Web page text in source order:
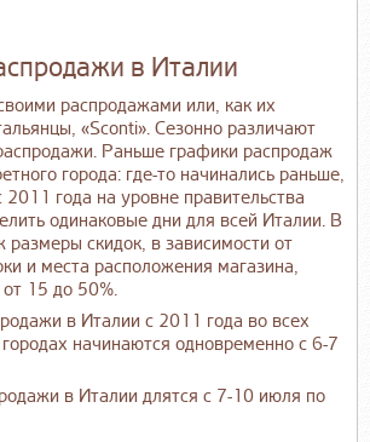
в Италии
распродажами или, как их
«Sconti». Сезонно различают
Раньше графики распродаж
города: где-то начинались раньше,
2011 года на уровне правительства
одинаковые дни для всей Италии. В
размеры скидок, в зависимости от
и места расположения магазина,
от 15 до 50%.
в Италии c 2011 года во всех
городах начинаются одновременно c 6-7
в Италии длятся с 7-10 июля по